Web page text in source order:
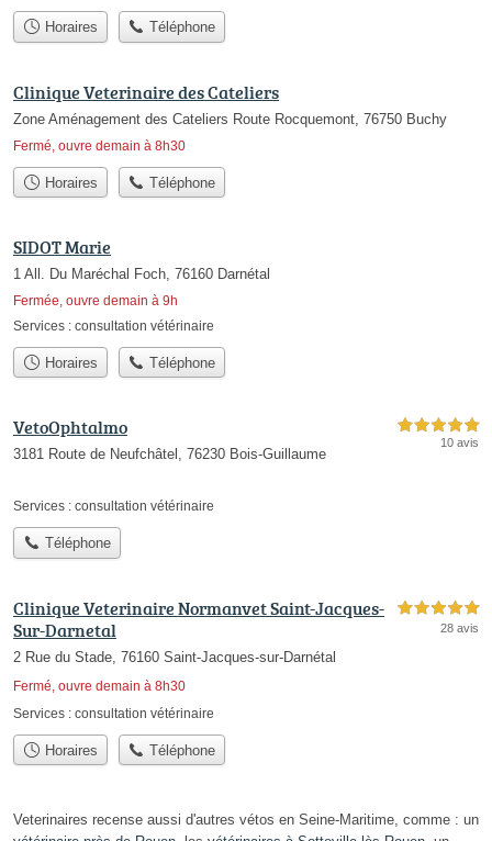
Horaires Téléphone
Clinique Veterinaire des Cateliers
Zone Aménagement des Cateliers Route Rocquemont, 76750 Buchy
Fermé, ouvre demain à 8h30
Horaires Téléphone
SIDOT Marie
1 All. Du Maréchal Foch, 76160 Darnétal
Fermée, ouvre demain à 9h
Services : consultation vétérinaire
Horaires Téléphone
VetoOphtalmo
3181 Route de Neufchâtel, 76230 Bois-Guillaume
5,0 étoiles sur 5
10 avis
Services : consultation vétérinaire
Téléphone
Clinique Veterinaire Normanvet Saint-Jacques-
Sur-Darnetal
2 Rue du Stade, 76160 Saint-Jacques-sur-Darnétal
Fermé, ouvre demain à 8h30
5,0 étoiles sur 5
28 avis
Services : consultation vétérinaire
Horaires Téléphone
Veterinaires recense aussi d'autres vétos en Seine-Maritime, comme : un